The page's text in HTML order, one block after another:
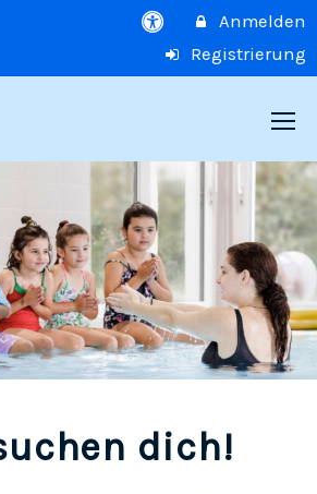
Anmelden
Registrierung
dich!